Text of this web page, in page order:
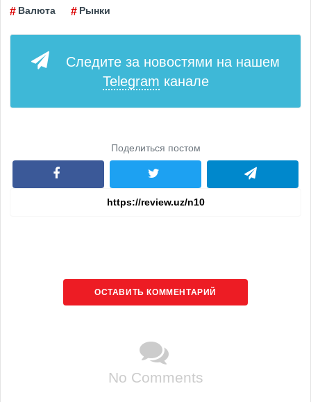
Валюта Рынки
Следите за новостями на нашем
Telegram канале
Поделиться постом
ОСТАВИТЬ КОММЕНТАРИЙ
No Comments